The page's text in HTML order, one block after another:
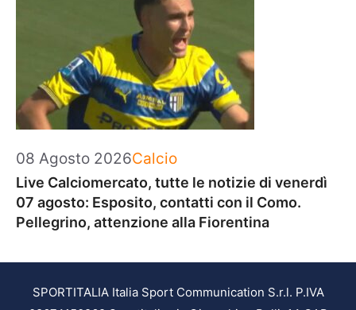
08 Agosto 2026Categorie
Calcio
Live Calciomercato, tutte le notizie di venerdì
07 agosto: Esposito, contatti con il Como.
Pellegrino, attenzione alla Fiorentina
SPORTITALIA Italia Sport Communication S.r.l. P.IVA